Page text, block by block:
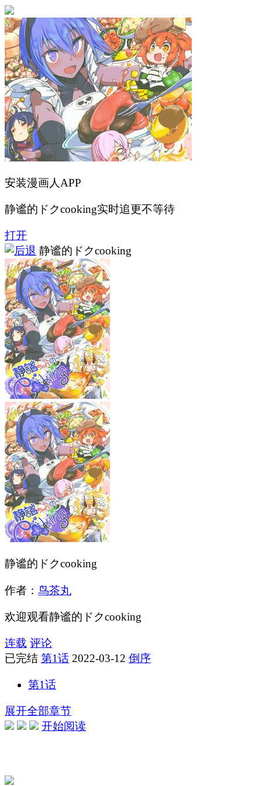
安装漫画人APP
静谧的ドクcooking实时追更不等待
打开
静谧的ドクcooking
静谧的ドクcooking
作者： 鸟茶丸
欢迎观看静谧的ドクcooking
连载 评论
已完结 第1话 2022-03-12 倒序
第1话
展开全部章节
开始阅读